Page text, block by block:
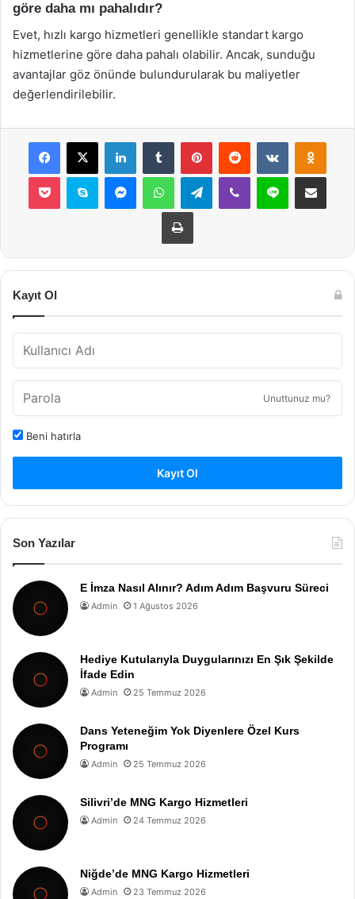
göre daha mı pahalıdır?
Evet, hızlı kargo hizmetleri genellikle standart kargo
hizmetlerine göre daha pahalı olabilir. Ancak, sunduğu
avantajlar göz önünde bulundurularak bu maliyetler
değerlendirilebilir.
Facebook
X LinkedInTumblr PinterestReddit VKontakte
Pocket Skype MessengerWhatsAppTelegramViber Line E-Posta ile
Yazdır
Kayıt Ol
Unuttunuz mu?
Beni hatırla
Kayıt Ol
Son Yazılar
E İmza Nasıl Alınır? Adım Adım Başvuru Süreci
Admin 1 Ağustos 2026
Hediye Kutularıyla Duygularınızı En Şık Şekilde
İfade Edin
Admin 25 Temmuz 2026
Dans Yeteneğim Yok Diyenlere Özel Kurs
Programı
Admin 25 Temmuz 2026
Silivri’de MNG Kargo Hizmetleri
Admin 24 Temmuz 2026
Niğde’de MNG Kargo Hizmetleri
Admin 23 Temmuz 2026